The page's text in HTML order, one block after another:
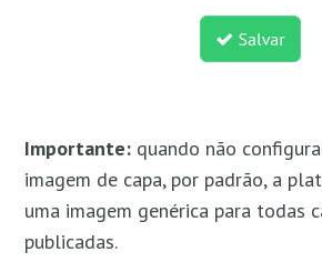
Importante: quando não
imagem de capa, por padrão, a
uma imagem genérica para todas
publicadas.